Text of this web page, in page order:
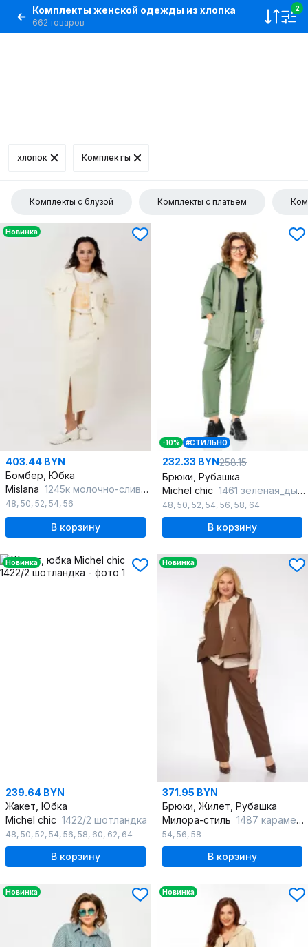
Комплекты женской одежды из хлопка
662 товаров
2
хлопок Комплекты
Комплекты с блузой Комплекты с платьем
Новинка
403.44 BYN
Бомбер, Юбка
Mislana 1245к молочно-сливочный
48, 50, 52, 54, 56
В корзину
-10% #СТИЛЬНО
232.33 BYN258.15
Брюки, Рубашка
Michel chic 1461 зеленая_дымка
48, 50, 52, 54, 56, 58, 64
В корзину
Новинка
239.64 BYN
Жакет, Юбка
Michel chic 1422/2 шотландка
48, 50, 52, 54, 56, 58, 60, 62, 64
В корзину
Новинка
371.95 BYN
Брюки, Жилет, Рубашка
Милора-стиль 1487 карамель+молочный_шоколад
54, 56, 58
В корзину
Новинка Новинка